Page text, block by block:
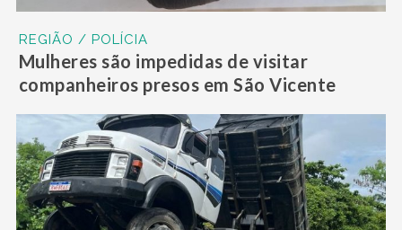
REGIÃO / POLÍCIA
Mulheres são impedidas de visitar
companheiros presos em São Vicente